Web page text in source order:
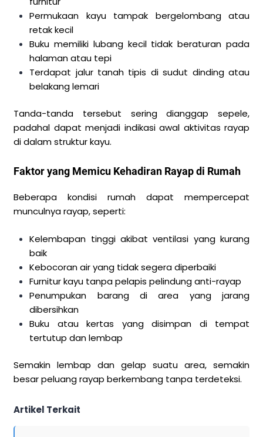
Permukaan kayu tampak bergelombang atau
retak kecil
Buku memiliki lubang kecil tidak beraturan pada
halaman atau tepi
Terdapat jalur tanah tipis di sudut dinding atau
belakang lemari
Tanda-tanda tersebut sering dianggap sepele,
padahal dapat menjadi indikasi awal aktivitas rayap
di dalam struktur kayu.
Faktor yang Memicu Kehadiran Rayap di Rumah
Beberapa kondisi rumah dapat mempercepat
munculnya rayap, seperti:
Kelembapan tinggi akibat ventilasi yang kurang
baik
Kebocoran air yang tidak segera diperbaiki
Furnitur kayu tanpa pelapis pelindung anti-rayap
Penumpukan barang di area yang jarang
dibersihkan
Buku atau kertas yang disimpan di tempat
tertutup dan lembap
Semakin lembap dan gelap suatu area, semakin
besar peluang rayap berkembang tanpa terdeteksi.
Artikel Terkait